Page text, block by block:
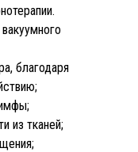
благодаря
из тканей;